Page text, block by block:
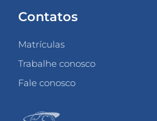
Contatos
Matrículas
Trabalhe conosco
Fale conosco